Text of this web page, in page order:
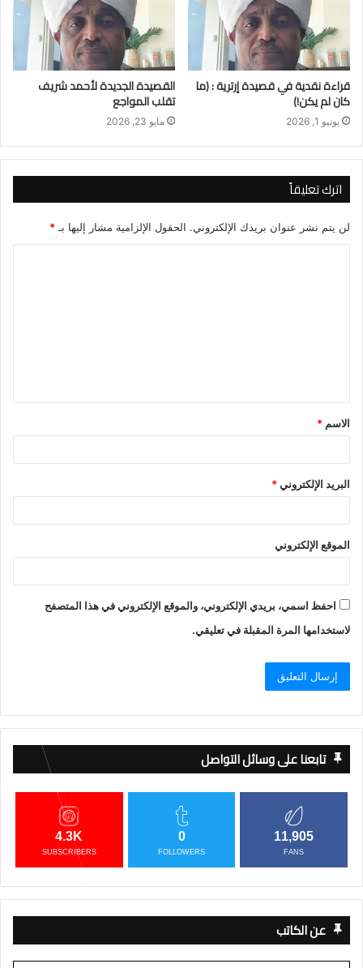
قراءة نقدية في قصيدة إرترية : (ما
كان لم يكن!)
يونيو 1, 2026
القصيدة الجديدة لأحمد شريف
تقلب المواجع
مايو 23, 2026
اترك تعليقاً
لن يتم نشر عنوان بريدك الإلكتروني. الحقول الإلزامية مشار إليها بـ *
ق
*
الاسم *
البريد الإلكتروني*
الموقع الإلكتروني
احفظ اسمي، بريدي الإلكتروني، والموقع الإلكتروني في هذا المتصفح
لاستخدامها المرة المقبلة في تعليقي.
تابعنا على وسائل التواصل
11,905
FANS
0
FOLLOWERS
4.3K
SUBSCRIBERS
عن الكاتب